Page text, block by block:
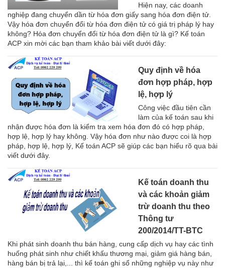
Hiện nay, các doanh
nghiệp đang chuyển dần từ hóa đơn giấy sang hóa đơn điện tử.
Vậy hóa đơn chuyển đổi từ hóa đơn điện tử có giá trị pháp lý hay
không? Hóa đơn chuyển đổi từ hóa đơn điện tử là gì? Kế toán
ACP xin mời các bạn tham khảo bài viết dưới đây:
Quy định về hóa
đơn hợp pháp, hợp
lệ, hợp lý
Công việc đầu tiên cần
làm của kế toán sau khi
nhận được hóa đơn là kiểm tra xem hóa đơn đó có hợp pháp,
hợp lệ, hợp lý hay không. Vậy hóa đơn như nào được coi là hợp
pháp, hợp lệ, hợp lý, Kế toán ACP sẽ giúp các bạn hiểu rõ qua bài
viết dưới đây.
Kế toán doanh thu
và các khoản giảm
trừ doanh thu theo
Thông tư
200/2014/TT-BTC
Khi phát sinh doanh thu bán hàng, cung cấp dịch vụ hay các tình
huống phát sinh như chiết khấu thương mại, giảm giá hàng bán,
hàng bán bị trả lại,... thì kế toán ghi sổ những nghiệp vụ này như